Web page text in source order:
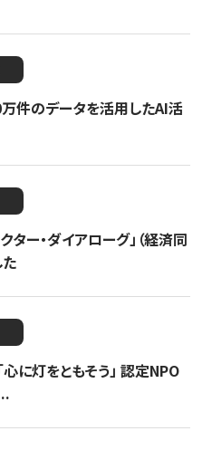
件のデータを活用したAI活
ー・ダイアローグ」（経済同
に灯をともそう」 認定NPO